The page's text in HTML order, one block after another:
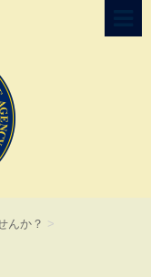
んか？ >